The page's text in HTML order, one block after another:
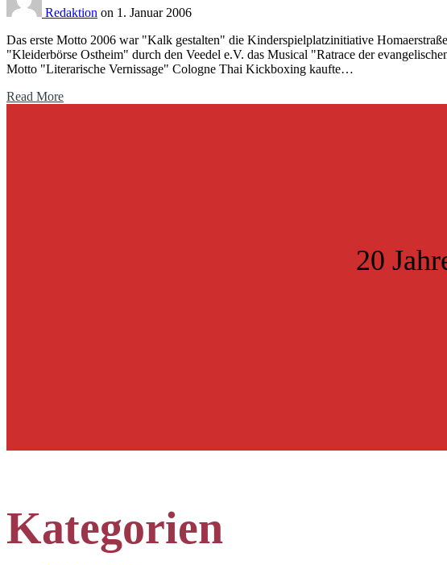
Redaktion on 1. Januar 2006
Das erste Motto 2006 war "Kalk gestalten" die Kinderspielplatzinitiative
"Kleiderbörse Ostheim" durch den Veedel e.V. das Musical "Ratrace der
Motto "Literarische Vernissage" Cologne Thai Kickboxing kaufte…
Read More
20
Kategorien